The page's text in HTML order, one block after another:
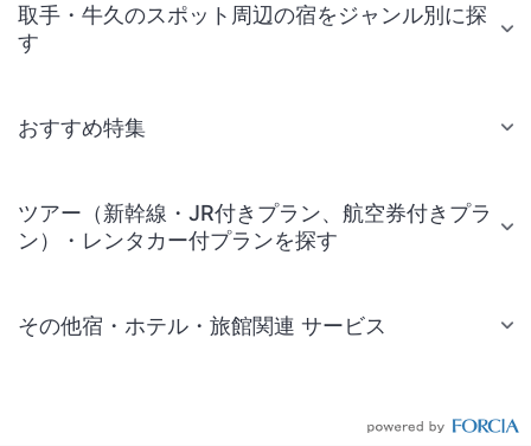
取手・牛久のスポット周辺の宿をジャンル別に探
す
おすすめ特集
ツアー（新幹線・JR付きプラン、航空券付きプラ
ン）・レンタカー付プランを探す
その他宿・ホテル・旅館関連 サービス